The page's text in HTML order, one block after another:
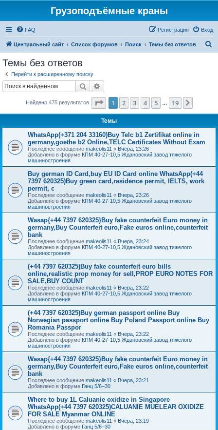
Грузоподъёмные краны
FAQ Вход
Регистрация
Центральный сайт Список форумов Поиск Темы без ответов
Темы без ответов
Перейти к расширенному поиску
Поиск
Найдено 475 результатов Страница из 19
1 2 3 4 5 19
Темы
WhatsApp(+371 204 33160)Buy Telc b1 Zertifikat online in
germany,goethe b2 Online,TELC Certificates Without Exam
Последнее сообщение makeolis11 « Вчера, 23:26
Добавлено в форуме КПМ 40-27-10,5 Ждановский завод тяжелого
машиностроения
Buy german ID Card,buy EU ID Card online WhatsApp(+44
7397 620325)Buy green card,residence permit, IELTS, work
permit, c
Последнее сообщение makeolis11 « Вчера, 23:26
Добавлено в форуме КПМ 40-27-10,5 Ждановский завод тяжелого
машиностроения
Wasap{+44 7397 620325}Buy fake counterfeit Euro money in
germany,Buy Counterfeit euro,Fake euros online,counterfeit
bank
Последнее сообщение makeolis11 « Вчера, 23:24
Добавлено в форуме КПМ 40-27-10,5 Ждановский завод тяжелого
машиностроения
(+44 7397 620325)Buy fake counterfeit euro bills
online,realistic prop money for sell,PROP EURO NOTES FOR
SALE,BUY COUNT
Последнее сообщение makeolis11 « Вчера, 23:22
Добавлено в форуме КПМ 40-27-10,5 Ждановский завод тяжелого
машиностроения
(+44 7397 620325)Buy german passport online Buy
Norwegian passport online Buy Poland Passport online Buy
Romania Passpor
Последнее сообщение makeolis11 « Вчера, 23:22
Добавлено в форуме КПМ 40-27-10,5 Ждановский завод тяжелого
машиностроения
Wasap{+44 7397 620325}Buy fake counterfeit Euro money in
germany,Buy Counterfeit euro,Fake euros online,counterfeit
bank
Последнее сообщение makeolis11 « Вчера, 23:21
Добавлено в форуме Ганц 5/6–30
Where to buy 1L Caluanie oxidize in Singapore
WhatsApp(+44 7397 620325)CALUANIE MUELEAR OXIDIZE
FOR SALE Myanmar ONLINE
Последнее сообщение makeolis11 « Вчера, 23:19
Добавлено в форуме Ганц 5/6–30